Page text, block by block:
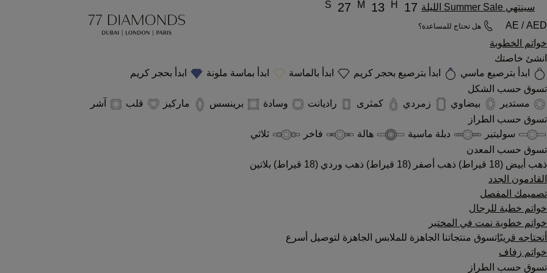
سينتهي Summer Sale الليلة 17
H
13
M
27
S
AE / AED
هل تحتاج للمساعدة؟
خواتم الخطوبة
انشئ خاصتك
ابدأ بترصيع ماسي
ابدأ بترصيع بحجر كريم ابدأ بالماسة ابدأ بماسة ملونة
ابدأ بحجر كريم
تسوق حسب الشكل
مستدير
بيضاوي زمردي كمثرى راديانت وسادة برينسس ماركيز قلب
آشر
تسوق حسب الطراز
سوليتير
دبلة ماسية هالة فاخر
ثلاثي
تسوق حسب المعدن
ذهب أبيض (18 قيراط)
ذهب أصفر (18 قيراط) ذهب وردي (18 قيراط)
بلاتين
القادمون الجدد
تصميمك المفصل
خواتم خطبة للرجال
خواتم خطوبة نمت في المختبر
أتحتاجه قريبًاتسوق منتجاتنا الجاهزة للملابس الجاهزة لتوصيل أسرع
خواتم زفاف
تسوق حسب الطراز